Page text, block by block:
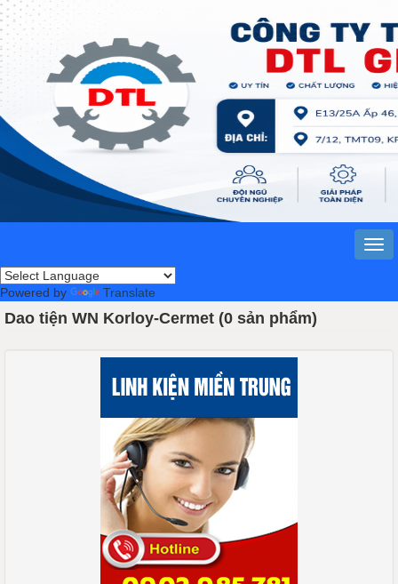
Powered by Translate
Dao tiện WN Korloy-Cermet (0 sản phẩm)